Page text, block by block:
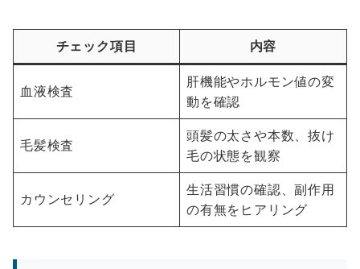
チェック項目 内容
血液検査
肝機能やホルモン値の変
動を確認
毛髪検査
頭髪の太さや本数、抜け
毛の状態を観察
カウンセリング
生活習慣の確認、副作用
の有無をヒアリング